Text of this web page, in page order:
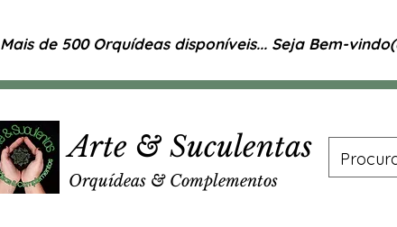
Mais de 500 Orquídeas disponíveis... Seja Bem-
Arte & Suculentas
Orquídeas & Complementos